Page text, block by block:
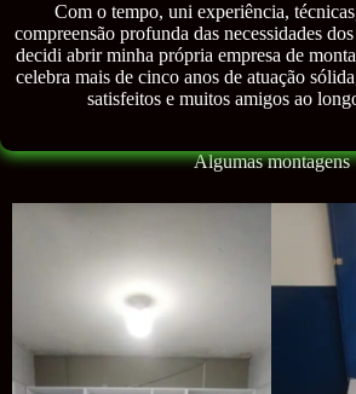
Com o tempo, uni experiência,
compreensão profunda das necessidades
decidi abrir minha própria empresa de
celebra mais de cinco anos de atuação
satisfeitos e muitos amigos ao
Algumas montagens